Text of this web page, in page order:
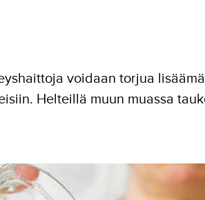
voidaan torjua
Helteillä muun muassa